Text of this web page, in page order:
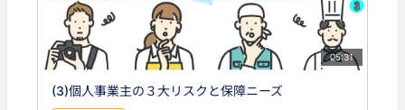
05:31
(3)個人事業主の３大リスクと保障ニーズ